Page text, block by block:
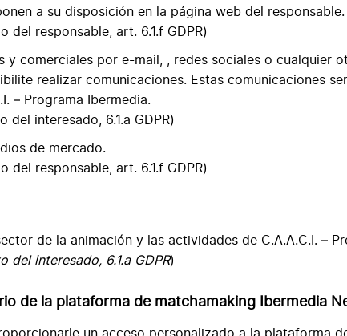
a su disposición en la página web del responsable.
responsable, art. 6.1.f GDPR)
y comerciales por e-mail, , redes sociales o cualquier
realizar comunicaciones. Estas comunicaciones
– Programa Ibermedia.
interesado, 6.1.a GDPR)
de mercado.
responsable, art. 6.1.f GDPR)
de la animación y las actividades de C.A.A.C.I. –
del interesado, 6.1.a GDPR)
de la plataforma de matchamaking Ibermedia
un acceso personalizado a la plataforma